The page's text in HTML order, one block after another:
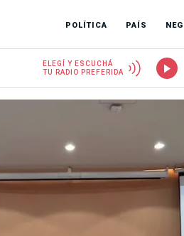
POLÍTICA PAÍS
ELEGÍ Y ESCUCHÁ
TU RADIO PREFERIDA